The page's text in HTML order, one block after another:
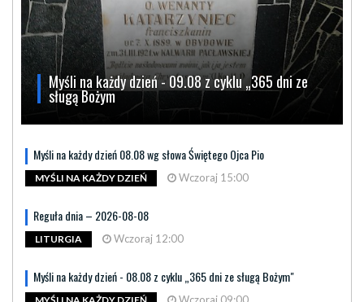
Myśli na każdy dzień - 09.08 z cyklu „365 dni ze
sługą Bożym
Myśli na każdy dzień 08.08 wg słowa Świętego Ojca Pio
MYŚLI NA KAŻDY DZIEŃ Wczoraj 15:00
Reguła dnia – 2026-08-08
LITURGIA Wczoraj 12:00
Myśli na każdy dzień - 08.08 z cyklu „365 dni ze sługą Bożym"